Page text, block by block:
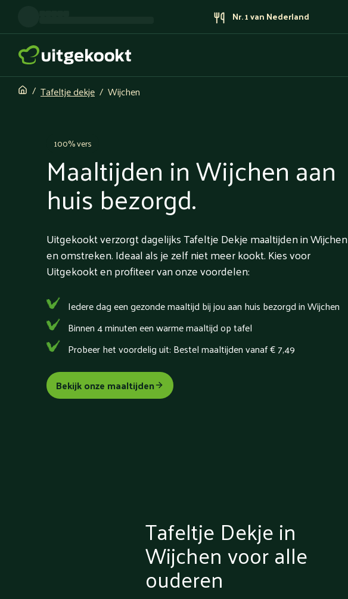
Nr. 1 van Nederland
Tafeltje dekje Wijchen
100% vers
Maaltijden in Wijchen aan
huis bezorgd.
Uitgekookt verzorgt dagelijks Tafeltje Dekje maaltijden in Wijchen
en omstreken. Ideaal als je zelf niet meer kookt. Kies voor
Uitgekookt en profiteer van onze voordelen:
Iedere dag een gezonde maaltijd bij jou aan huis bezorgd in Wijchen
Binnen 4 minuten een warme maaltijd op tafel
Probeer het voordelig uit: Bestel maaltijden vanaf € 7,49
Bekijk onze maaltijden
Tafeltje Dekje in
Wijchen voor alle
ouderen